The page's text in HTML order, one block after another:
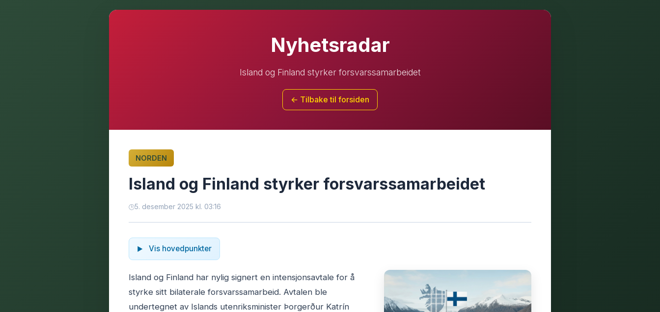
Nyhetsradar
Island og Finland styrker forsvarssamarbeidet
← Tilbake til forsiden
NORDEN
Island og Finland styrker forsvarssamarbeidet
5. desember 2025 kl. 03:16
Vis hovedpunkter
Island og Finland har nylig signert en intensjonsavtale for å
styrke sitt bilaterale forsvarssamarbeid. Avtalen ble
undertegnet av Islands utenriksminister Þorgerður Katrín